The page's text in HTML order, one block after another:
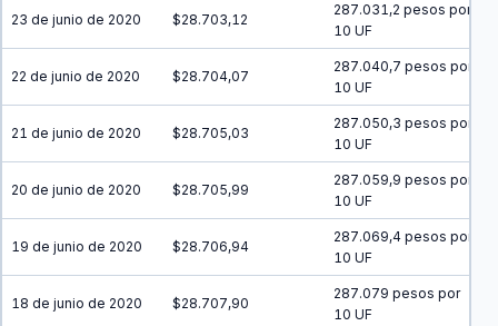
23 de junio de 2020 $28.703,12
287.031,2 pesos por
10 UF
22 de junio de 2020 $28.704,07
287.040,7 pesos por
10 UF
21 de junio de 2020 $28.705,03
287.050,3 pesos por
10 UF
20 de junio de 2020 $28.705,99
287.059,9 pesos por
10 UF
19 de junio de 2020 $28.706,94
287.069,4 pesos por
10 UF
18 de junio de 2020 $28.707,90
287.079 pesos por
10 UF